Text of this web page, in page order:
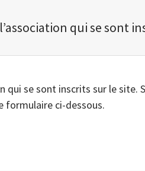
qui se sont
se sont inscrits sur le site.
formulaire ci-dessous.